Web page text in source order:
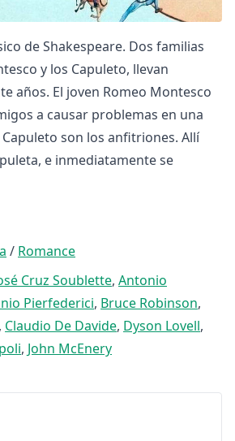
de Shakespeare. Dos familias
y los Capuleto, llevan
años. El joven Romeo Montesco
a causar problemas en una
son los anfitriones. Allí
e inmediatamente se
/ Romance
Cruz Soublette, Antonio
Pierfederici, Bruce Robinson,
, Claudio De Davide, Dyson Lovell,
, John McEnery